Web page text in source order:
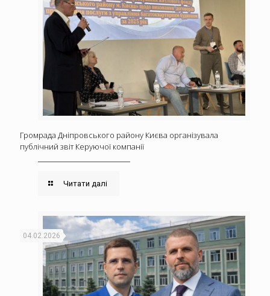
Громрада Дніпровського району Києва організувала
публічний звіт Керуючої компанії
Читати далі
04.02.2026